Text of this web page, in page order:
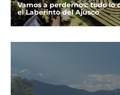
Vamos a perdernos: todo lo
el Laberinto del Ajusco